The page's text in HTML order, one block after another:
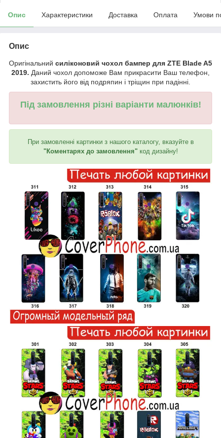
Опис Характеристики Доставка Оплата Умови
Опис
Оригінальний силіконовий чохол бампер для ZTE Blade A5
2019. Даний чохол допоможе Вам прикрасити Ваш телефон,
захистить його від подряпин і тріщин при падінні.
Під замовлення різні варіанти малюнків!
При замовленні картинки з нашого каталогу, вказуйте в
"Коментарях до замовлення"код дизайну!